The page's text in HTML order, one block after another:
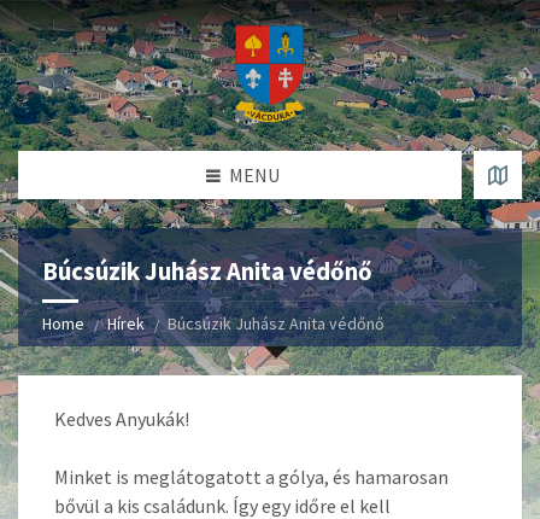
MENU
Búcsúzik Juhász Anita védőnő
Home Hírek Búcsúzik Juhász Anita védőnő
Kedves Anyukák!
Minket is meglátogatott a gólya, és hamarosan
bővül a kis családunk. Így egy időre el kell